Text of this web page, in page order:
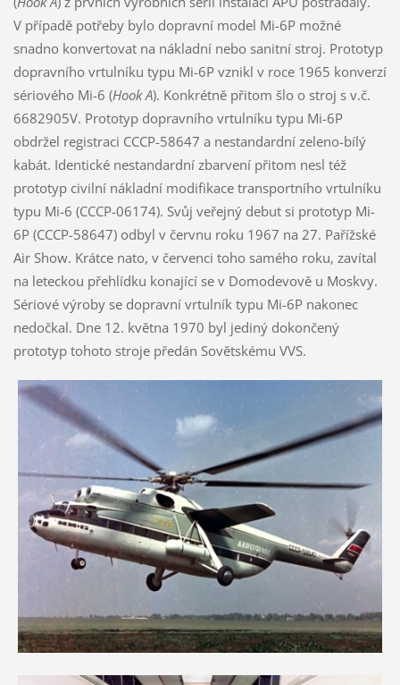
V případě potřeby bylo dopravní model Mi-6P možné
snadno konvertovat na nákladní nebo sanitní stroj. Prototyp
dopravního vrtulníku typu Mi-6P vznikl v roce 1965 konverzí
sériového Mi-6 (Hook A). Konkrétně přitom šlo o stroj s v.č.
6682905V. Prototyp dopravního vrtulníku typu Mi-6P
obdržel registraci CCCP-58647 a nestandardní zeleno-bílý
kabát. Identické nestandardní zbarvení přitom nesl též
prototyp civilní nákladní modifikace transportního vrtulníku
typu Mi-6 (CCCP-06174). Svůj veřejný debut si prototyp Mi-
6P (CCCP-58647) odbyl v červnu roku 1967 na 27. Pařížské
Air Show. Krátce nato, v červenci toho samého roku, zavítal
na leteckou přehlídku konající se v Domodevově u Moskvy.
Sériové výroby se dopravní vrtulník typu Mi-6P nakonec
nedočkal. Dne 12. května 1970 byl jediný dokončený
prototyp tohoto stroje předán Sovětskému VVS.